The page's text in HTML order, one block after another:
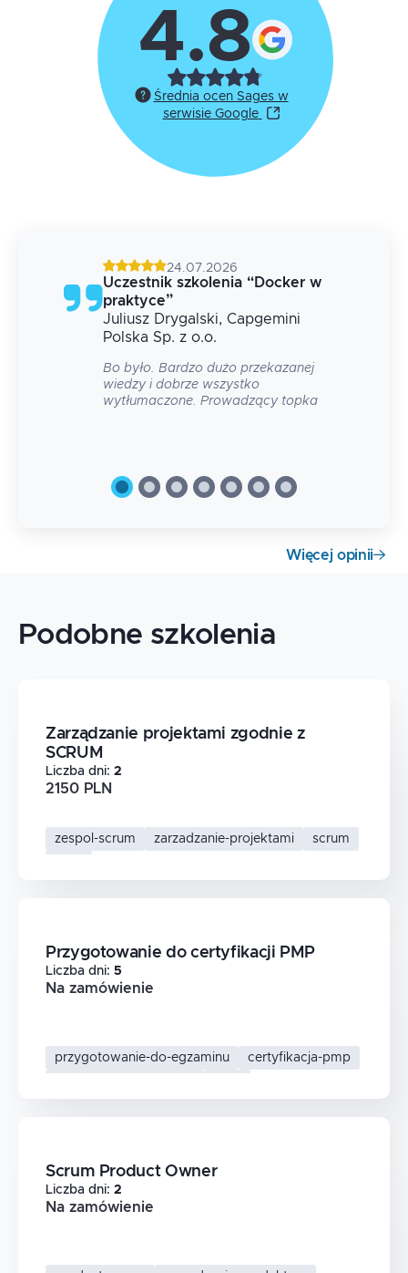
4.8
Średnia ocen Sages w
serwisie Google
24.07.2026
Uczestnik szkolenia “Docker w
praktyce”
Juliusz Drygalski, Capgemini
Polska Sp. z o.o.
Bo było. Bardzo dużo przekazanej
wiedzy i dobrze wszystko
wytłumaczone. Prowadzący topka
Więcej opinii
Podobne szkolenia
Zarządzanie projektami zgodnie z
SCRUM
Liczba dni: 2
2150 PLN
zespol-scrum zarzadzanie-projektami
scrum
Przygotowanie do certyfikacji PMP
Liczba dni: 5
Na zamówienie
przygotowanie-do-egzaminu
certyfikacja-pmp
Scrum Product Owner
Liczba dni: 2
Na zamówienie